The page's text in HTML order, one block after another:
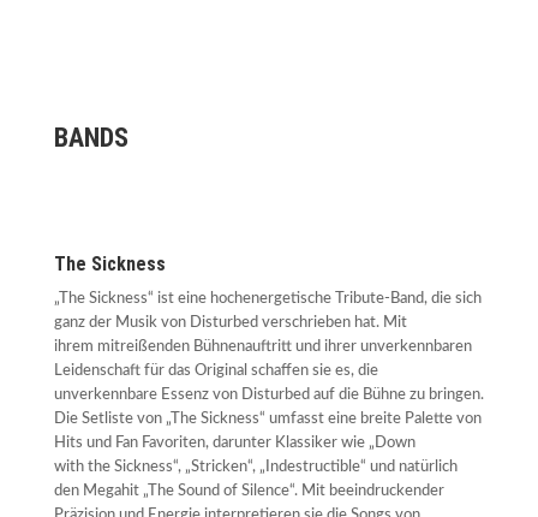
BANDS
The Sickness
„The Sickness“ ist eine hochenergetische Tribute-Band, die sich
ganz der Musik von Disturbed verschrieben hat. Mit
ihrem mitreißenden Bühnenauftritt und ihrer unverkennbaren
Leidenschaft für das Original schaffen sie es, die
unverkennbare Essenz von Disturbed auf die Bühne zu bringen.
Die Setliste von „The Sickness“ umfasst eine breite Palette von
Hits und Fan Favoriten, darunter Klassiker wie „Down
with the Sickness“, „Stricken“, „Indestructible“ und natürlich
den Megahit „The Sound of Silence“. Mit beeindruckender